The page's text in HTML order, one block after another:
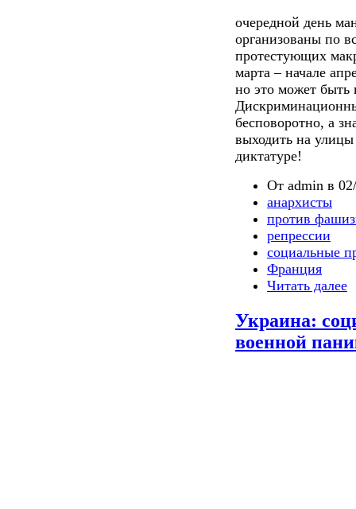
очередной день
организованы по
протестующих
марта – начале
но это может быть
бесповоротно, а
выходить на
диктатуре!
От admin в
анархисты
против
репрессии
социальные
Франция
Читать далее
Украина:
военной